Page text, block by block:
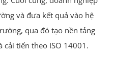
và đưa kết quả vào hệ
qua đó tạo nền tảng
cải tiến theo ISO 14001.